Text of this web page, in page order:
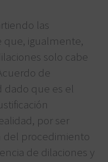
las
igualmente,
solo cabe
de
dado que es el
por ser
del procedimiento
de dilaciones y